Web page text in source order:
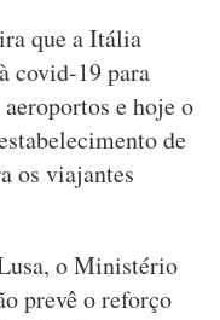
que a Itália
covid-19 para
e hoje o
de
os viajantes
o Ministério
prevê o reforço